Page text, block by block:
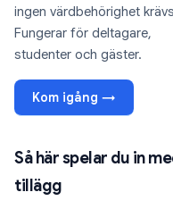
ingen värdbehörighet
Fungerar för deltagare,
studenter och gäster.
Kom igång →
Så här spelar du in
tillägg